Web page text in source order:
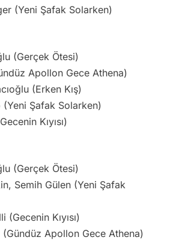
(Yeni Şafak Solarken)
(Gerçek Ötesi)
Apollon Gece Athena)
(Erken Kış)
Şafak Solarken)
Kıyısı)
(Gerçek Ötesi)
Semih Gülen (Yeni Şafak
(Gecenin Kıyısı)
(Gündüz Apollon Gece Athena)